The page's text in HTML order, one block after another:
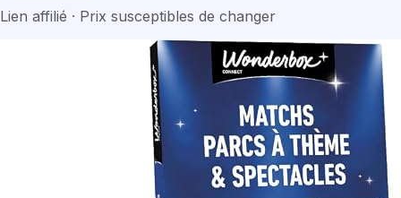
Lien affilié · Prix susceptibles de changer